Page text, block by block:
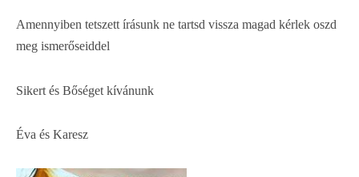
Amennyiben tetszett írásunk ne tartsd vissza magad kérlek oszd
meg ismerőseiddel
Sikert és Bőséget kívánunk
Éva és Karesz